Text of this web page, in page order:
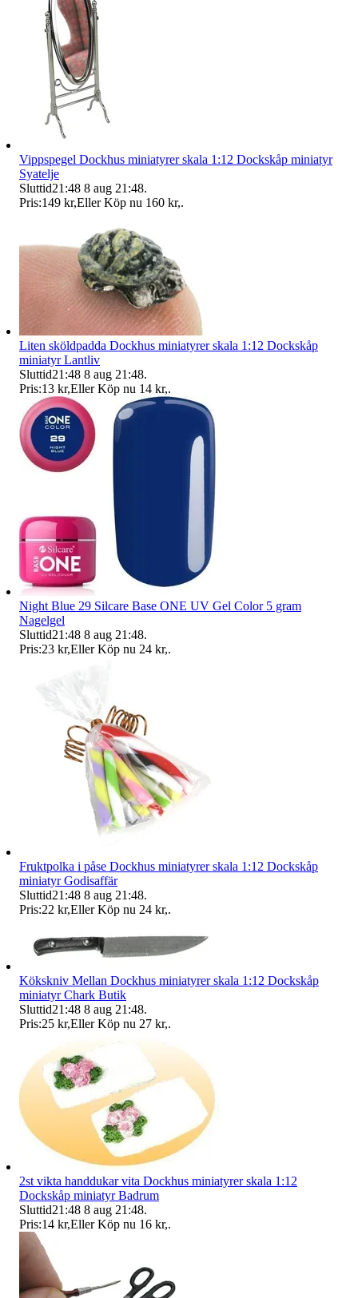
Vippspegel Dockhus miniatyrer skala 1:12 Dockskåp miniatyr
Syatelje
Sluttid21:48 8 aug 21:48.
Pris:149 kr,Eller Köp nu 160 kr,.
Liten sköldpadda Dockhus miniatyrer skala 1:12 Dockskåp
miniatyr Lantliv
Sluttid21:48 8 aug 21:48.
Pris:13 kr,Eller Köp nu 14 kr,.
Night Blue 29 Silcare Base ONE UV Gel Color 5 gram
Nagelgel
Sluttid21:48 8 aug 21:48.
Pris:23 kr,Eller Köp nu 24 kr,.
Fruktpolka i påse Dockhus miniatyrer skala 1:12 Dockskåp
miniatyr Godisaffär
Sluttid21:48 8 aug 21:48.
Pris:22 kr,Eller Köp nu 24 kr,.
Kökskniv Mellan Dockhus miniatyrer skala 1:12 Dockskåp
miniatyr Chark Butik
Sluttid21:48 8 aug 21:48.
Pris:25 kr,Eller Köp nu 27 kr,.
2st vikta handdukar vita Dockhus miniatyrer skala 1:12
Dockskåp miniatyr Badrum
Sluttid21:48 8 aug 21:48.
Pris:14 kr,Eller Köp nu 16 kr,.